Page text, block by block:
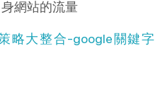
網站的流量
略大整合-google關鍵字